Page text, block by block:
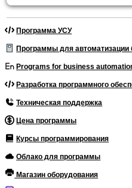
Программа УСУ
Программы для автоматизации
Programs for business
Разработка программного
Техническая поддержка
Цена программы
Курсы программирования
Облако для программы
Магазин оборудования